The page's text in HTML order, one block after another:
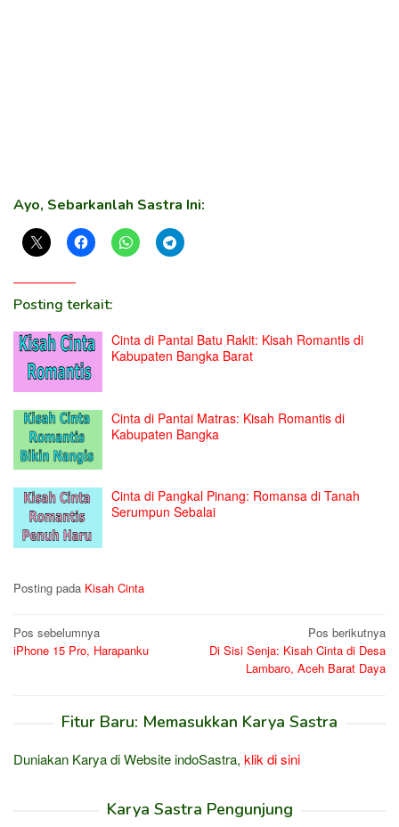
Ayo, Sebarkanlah Sastra Ini:
Posting terkait:
Cinta di Pantai Batu Rakit: Kisah Romantis di
Kabupaten Bangka Barat
Cinta di Pantai Matras: Kisah Romantis di
Kabupaten Bangka
Cinta di Pangkal Pinang: Romansa di Tanah
Serumpun Sebalai
Posting pada Kisah Cinta
Navigasi
pos
Pos sebelumnya
iPhone 15 Pro, Harapanku
Pos berikutnya
Di Sisi Senja: Kisah Cinta di Desa
Lambaro, Aceh Barat Daya
Fitur Baru: Memasukkan Karya Sastra
Duniakan Karya di Website indoSastra, klik di sini
Karya Sastra Pengunjung